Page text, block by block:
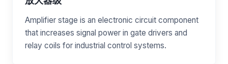
Amplifier stage is an electronic circuit component
that increases signal power in gate drivers and
relay coils for industrial control systems.